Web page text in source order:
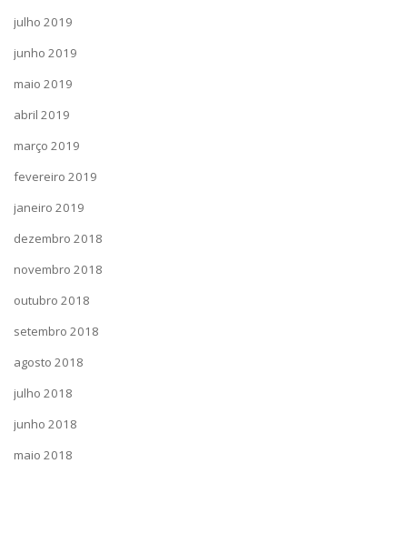
julho 2019
junho 2019
maio 2019
abril 2019
março 2019
fevereiro 2019
janeiro 2019
dezembro 2018
novembro 2018
outubro 2018
setembro 2018
agosto 2018
julho 2018
junho 2018
maio 2018